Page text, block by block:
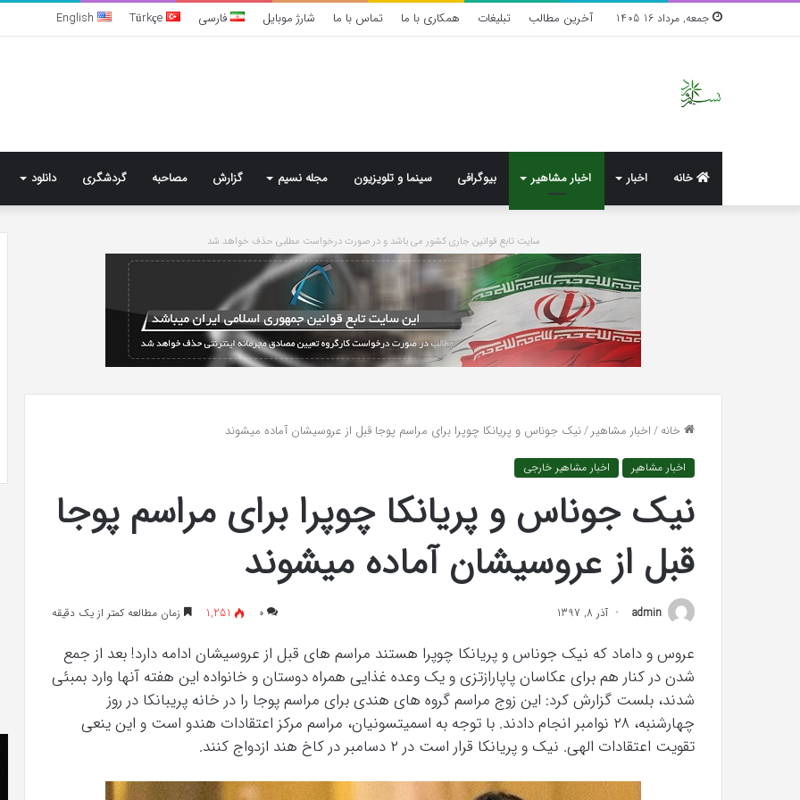
جمعه, مرداد 16 1405 آخرین مطالب تبلیغات همکاری با ما تماس با ما شارژ موبایل فارسی Türkçe
English
خانه اخبار اخبار مشاهیر بیوگرافی سینما و تلویزیون مجله نسیم گزارش مصاحبه گردشگری دانلود
سایت تابع قوانین جاری کشور می باشد و در صورت درخواست مطلبی حذف خواهد شد
خانه/اخبار مشاهیر/نیک جوناس و پریانکا چوپرا برای مراسم پوجا قبل از عروسیشان آماده میشوند
اخبار مشاهیر اخبار مشاهیر خارجی
نیک جوناس و پریانکا چوپرا برای مراسم پوجا
قبل از عروسیشان آماده میشوند
admin آذر 8, 1397 ۰ 1,251 زمان مطالعه کمتر از یک دقیقه
عروس و داماد که نیک جوناس و پریانکا چوپرا هستند مراسم های قبل از عروسیشان ادامه دارد! بعد از جمع
شدن در کنار هم برای عکاسان پاپارازتزی و یک وعده غذایی همراه دوستان و خانواده این هفته آنها وارد بمبئی
شدند، بلست گزارش کرد: این زوج مراسم گروه های هندی برای مراسم پوجا را در خانه پریبانکا در روز
چهارشنبه، ۲۸ نوامبر انجام دادند. با توجه به اسمیتسونیان، مراسم مرکز اعتقادات هندو است و این ینعی
تقویت اعتقادات الهی. نیک و پریانکا قرار است در ۲ دسامبر در کاخ هند ازدواج کنند.
واکنش
تند
ارکن
به
شایعه‌های
«پاسخ
را
در
دادگاه
1 هفته پیش
«پاسخ افتراها را در دادگاه می‌دهم»
سندرم
پرادر-
ویلی
چگونه
انجام
4 روز پیش
می‌شود؟
نظریه
اطلاعات:
کریستن
بل
می